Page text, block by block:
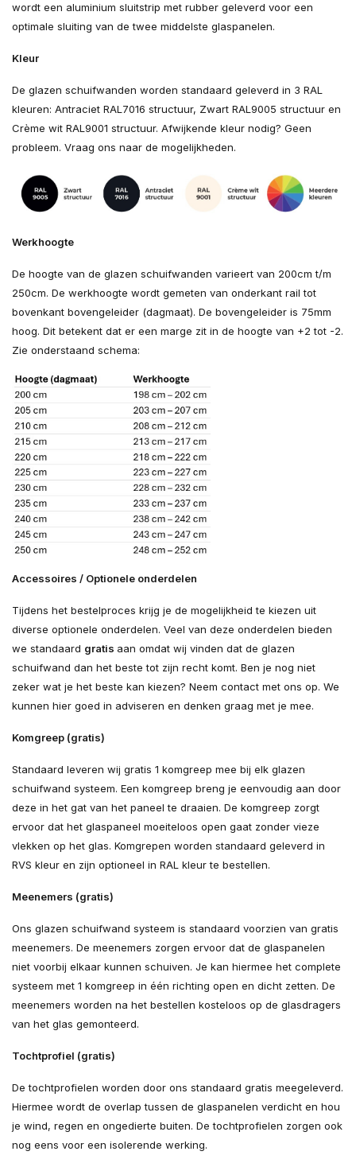
wordt een aluminium sluitstrip met rubber geleverd voor een
optimale sluiting van de twee middelste glaspanelen.
Kleur
De glazen schuifwanden worden standaard geleverd in 3 RAL
kleuren: Antraciet RAL7016 structuur, Zwart RAL9005 structuur en
Crème wit RAL9001 structuur. Afwijkende kleur nodig? Geen
probleem. Vraag ons naar de mogelijkheden.
Werkhoogte
De hoogte van de glazen schuifwanden varieert van 200cm t/m
250cm. De werkhoogte wordt gemeten van onderkant rail tot
bovenkant bovengeleider (dagmaat). De bovengeleider is 75mm
hoog. Dit betekent dat er een marge zit in de hoogte van +2 tot -2.
Zie onderstaand schema:
Accessoires / Optionele onderdelen
Tijdens het bestelproces krijg je de mogelijkheid te kiezen uit
diverse optionele onderdelen. Veel van deze onderdelen bieden
we standaard gratis aan omdat wij vinden dat de glazen
schuifwand dan het beste tot zijn recht komt. Ben je nog niet
zeker wat je het beste kan kiezen? Neem contact met ons op. We
kunnen hier goed in adviseren en denken graag met je mee.
Komgreep (gratis)
Standaard leveren wij gratis 1 komgreep mee bij elk glazen
schuifwand systeem. Een komgreep breng je eenvoudig aan door
deze in het gat van het paneel te draaien. De komgreep zorgt
ervoor dat het glaspaneel moeiteloos open gaat zonder vieze
vlekken op het glas. Komgrepen worden standaard geleverd in
RVS kleur en zijn optioneel in RAL kleur te bestellen.
Meenemers (gratis)
Ons glazen schuifwand systeem is standaard voorzien van gratis
meenemers. De meenemers zorgen ervoor dat de glaspanelen
niet voorbij elkaar kunnen schuiven. Je kan hiermee het complete
systeem met 1 komgreep in één richting open en dicht zetten. De
meenemers worden na het bestellen kosteloos op de glasdragers
van het glas gemonteerd.
Tochtprofiel (gratis)
De tochtprofielen worden door ons standaard gratis meegeleverd.
Hiermee wordt de overlap tussen de glaspanelen verdicht en hou
je wind, regen en ongedierte buiten. De tochtprofielen zorgen ook
nog eens voor een isolerende werking.